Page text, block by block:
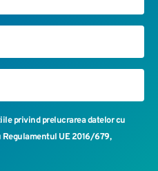
privind prelucrarea datelor cu
UE 2016/679,